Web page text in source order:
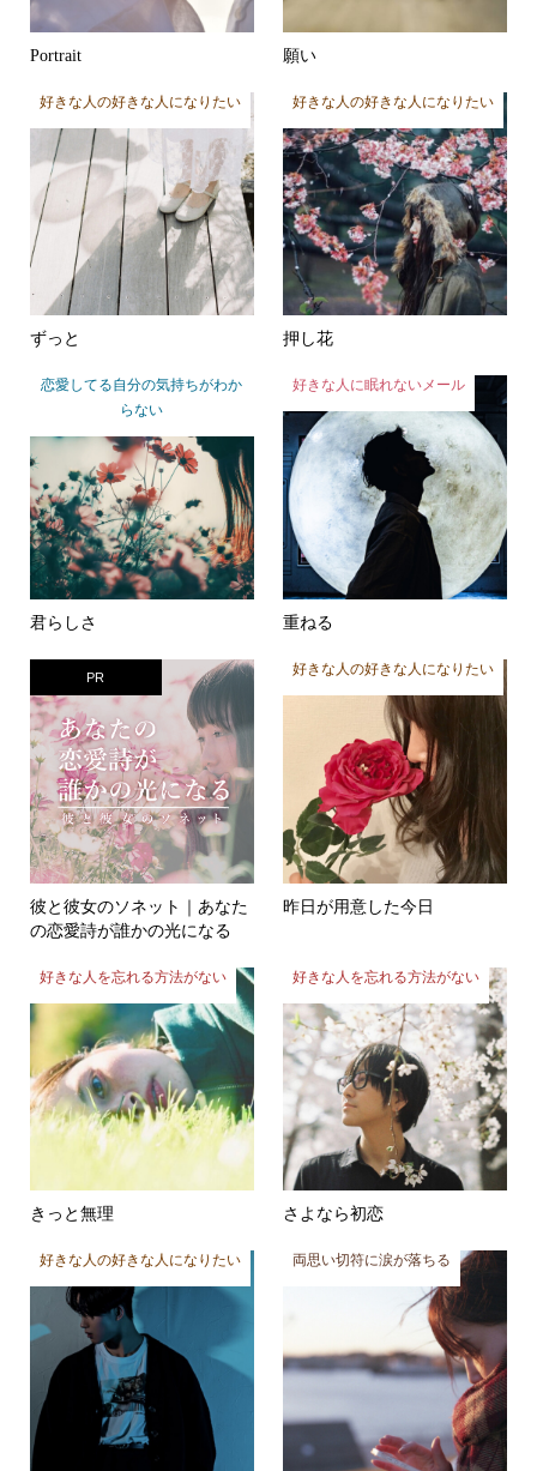
Portrait 願い
好きな人の好きな人になりたい
ずっと
好きな人の好きな人になりたい
押し花
恋愛してる自分の気持ちがわか
らない
君らしさ
好きな人に眠れないメール
重ねる
PR
彼と彼女のソネット｜あなた
の恋愛詩が誰かの光になる
好きな人の好きな人になりたい
昨日が用意した今日
好きな人を忘れる方法がない
きっと無理
好きな人を忘れる方法がない
さよなら初恋
好きな人の好きな人になりたい 両思い切符に涙が落ちる